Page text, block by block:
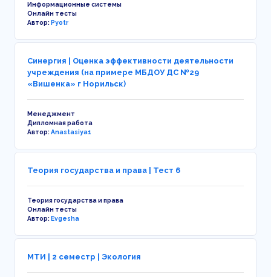
Информационные системы
Онлайн тесты
Автор:Pyotr
Синергия | Оценка эффективности деятельности
учреждения (на примере МБДОУ ДС №29
«Вишенка» г Норильск)
Менеджмент
Дипломная работа
Автор:Anastasiya1
Теория государства и права | Тест 6
Теория государства и права
Онлайн тесты
Автор:Evgesha
МТИ | 2 семестр | Экология